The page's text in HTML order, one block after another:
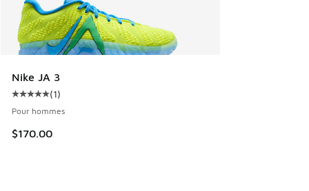
Nike JA 3
Cote moyenne du client - [5 sur 5 étoiles], 1 commentaires
(1)
Pour hommes
$170.00